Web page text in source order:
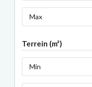
Max
Terrein (m²)
Min